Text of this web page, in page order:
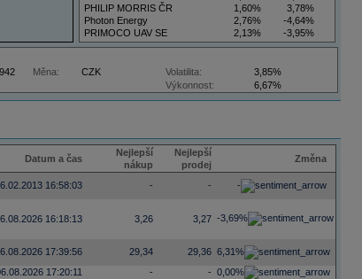
PHILIP MORRIS ČR
1,60%
3,78%
Photon Energy
2,76%
-4,64%
PRIMOCO UAV SE
2,13%
-3,95%
VIG
3,50%
5,88%
Měna: CZK Volatilita:
3,85%
Výkonnost:
6,67%
Datum a čas
Nejlepší
nákup
Nejlepší
prodej
Změna
16:58:03 - - -
16:18:13 3,26 3,27 -3,69%
17:39:56 29,34 29,36 6,31%
17:20:11 - - 0,00%